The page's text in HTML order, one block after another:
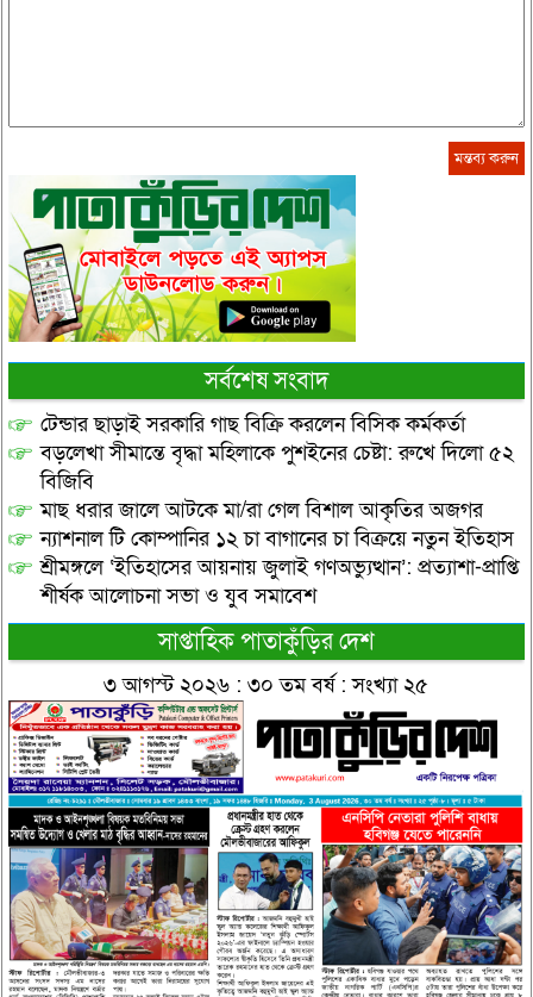
সর্বশেষ সংবাদ
টেন্ডার ছাড়াই সরকারি গাছ বিক্রি করলেন বিসিক কর্মকর্তা
বড়লেখা সীমান্তে বৃদ্ধা মহিলাকে পুশইনের চেষ্টা: রুখে দিলো ৫২
বিজিবি
মাছ ধরার জালে আটকে মা/রা গেল বিশাল আকৃতির অজগর
ন্যাশনাল টি কোম্পানির ১২ চা বাগানের চা বিক্রয়ে নতুন ইতিহাস
শ্রীমঙ্গলে ‘ইতিহাসের আয়নায় জুলাই গণঅভ্যুত্থান’: প্রত্যাশা-প্রাপ্তি
শীর্ষক আলোচনা সভা ও যুব সমাবেশ
সাপ্তাহিক পাতাকুঁড়ির দেশ
৩ আগস্ট ২০২৬ : ৩০ তম বর্ষ : সংখ্যা ২৫